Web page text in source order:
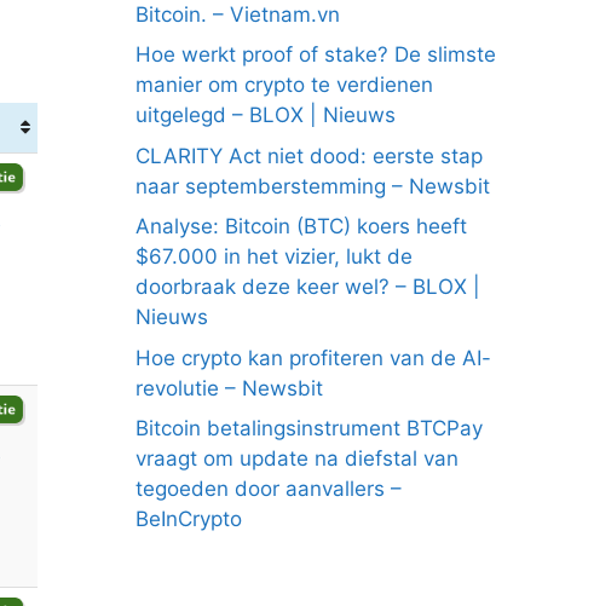
Bitcoin. – Vietnam.vn
Hoe werkt proof of stake? De slimste
manier om crypto te verdienen
uitgelegd – BLOX | Nieuws
CLARITY Act niet dood: eerste stap
naar septemberstemming – Newsbit
Analyse: Bitcoin (BTC) koers heeft
$67.000 in het vizier, lukt de
doorbraak deze keer wel? – BLOX |
Nieuws
Hoe crypto kan profiteren van de AI-
revolutie – Newsbit
Bitcoin betalingsinstrument BTCPay
vraagt om update na diefstal van
tegoeden door aanvallers –
BeInCrypto